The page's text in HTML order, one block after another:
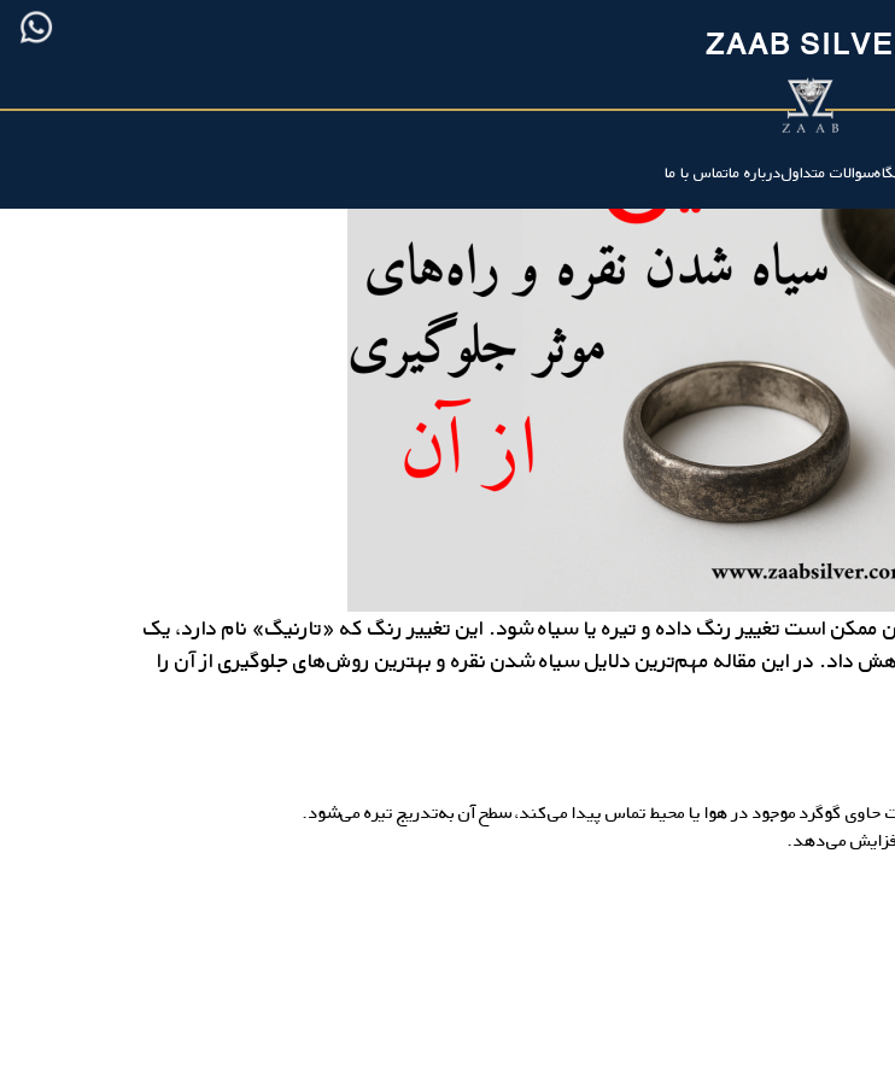
ZAAB
سوالات متداولدرباره ماتماس با ما
ممکن است تغییر رنگ داده و تیره یا سیاه شود. این تغییر رنگ که «تارنیگ» نام دارد،یک
داد. در این مقالهمهم‌تریندلایل سیاه شدن نقره و بهترین روش‌هایجلوگیری از آن را
می‌دهد.